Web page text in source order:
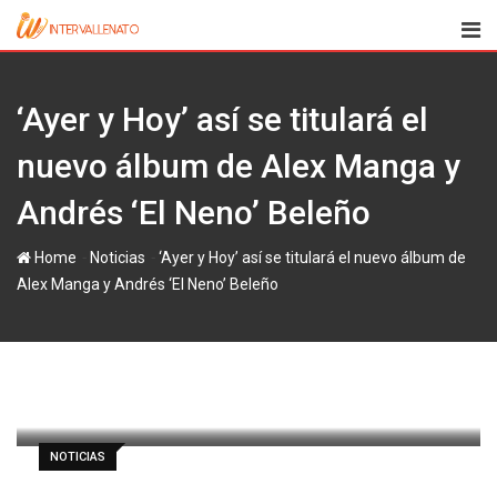
Skip
‘Ayer y Hoy’ así se titulará el
nuevo álbum de Alex Manga y
Andrés ‘El Neno’ Beleño
Home Noticias
‘Ayer y Hoy’ así se titulará el nuevo álbum de
Alex Manga y Andrés ‘El Neno’ Beleño
NOTICIAS
paul
4 febrero, 2015